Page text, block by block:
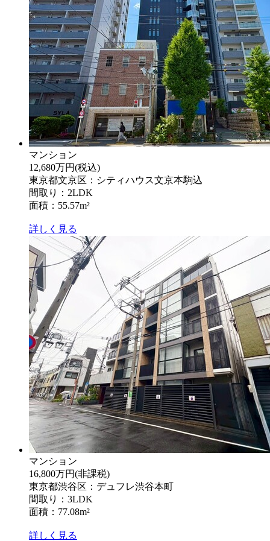
マンション
12,680万円(税込)
東京都文京区：シティハウス文京本駒込
間取り：2LDK
面積：55.57m²
詳しく見る
マンション
16,800万円(非課税)
東京都渋谷区：デュフレ渋谷本町
間取り：3LDK
面積：77.08m²
詳しく見る